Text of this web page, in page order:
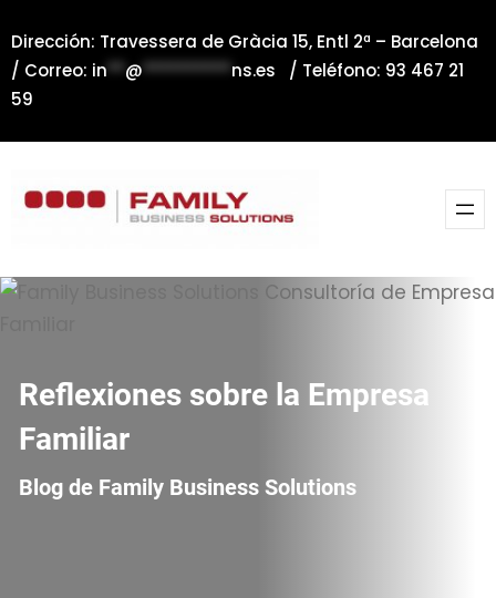
al
contenido
Dirección: Travessera de Gràcia 15, Entl 2ª – Barcelona
/ Correo: in**@**********ns.es / Teléfono: 93 467 21
59
Reflexiones sobre la Empresa
Familiar
Blog de Family Business Solutions